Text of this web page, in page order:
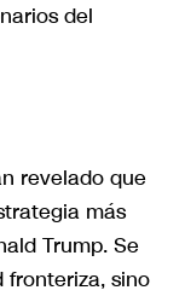
del
revelado que
más
Trump. Se
fronteriza, sino